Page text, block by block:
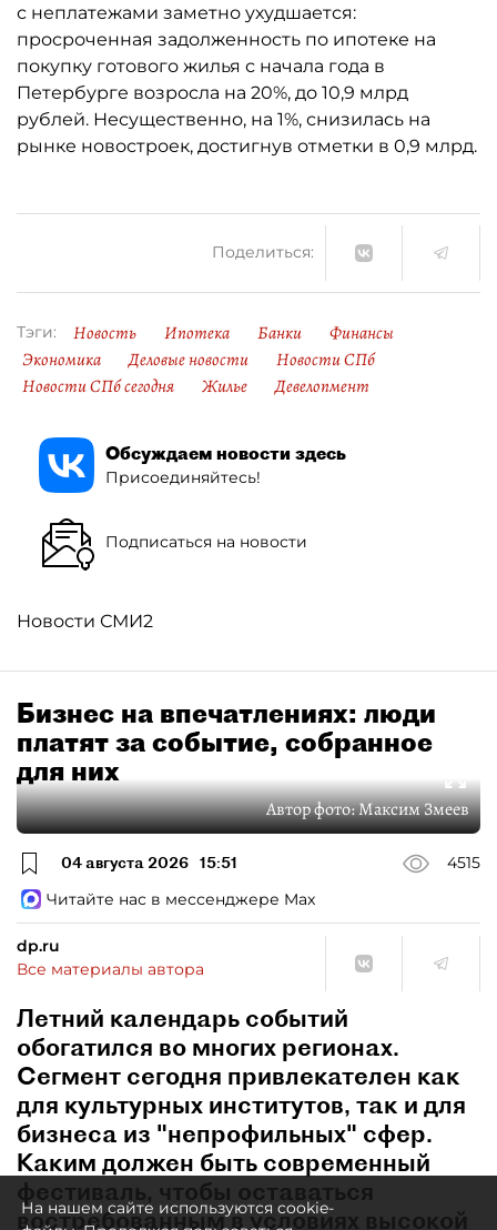
с неплатежами заметно ухудшается:
просроченная задолженность по ипотеке на
покупку готового жилья с начала года в
Петербурге возросла на 20%, до 10,9 млрд
рублей. Несущественно, на 1%, снизилась на
рынке новостроек, достигнув отметки в 0,9 млрд.
Поделиться:
Тэги: Новость Ипотека Банки
Финансы
Экономика
Деловые новости
Новости СПб
Новости СПб сегодня
Жилье Девелопмент
Обсуждаем новости здесь
Присоединяйтесь!
Подписаться на новости
Новости СМИ2
Бизнес на впечатлениях: люди
платят за событие, собранное
для них
Автор фото:Максим Змеев
04 августа 2026 15:51
4515
Читайте нас в мессенджере Max
dp.ru
Все материалы автора
Летний календарь событий
обогатился во многих регионах.
Сегмент сегодня привлекателен как
для культурных институтов, так и для
бизнеса из "непрофильных" сфер.
Каким должен быть современный
фестиваль, чтобы оставаться
востребованным в условиях высокой
На нашем сайте используются cookie-